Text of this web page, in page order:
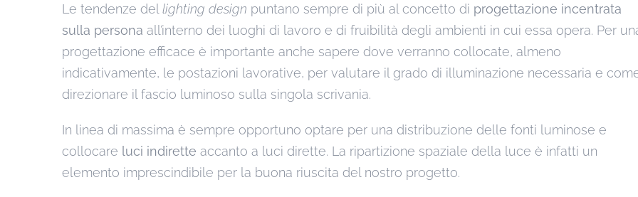
Le tendenze del lighting design puntano sempre di più al concetto di progettazione incentrata
sulla persona all’interno dei luoghi di lavoro e di fruibilità degli ambienti in cui essa opera. Per
progettazione efficace è importante anche sapere dove verranno collocate, almeno
indicativamente, le postazioni lavorative, per valutare il grado di illuminazione necessaria e
direzionare il fascio luminoso sulla singola scrivania.
In linea di massima è sempre opportuno optare per una distribuzione delle fonti luminose e
collocare luci indirette accanto a luci dirette. La ripartizione spaziale della luce è infatti un
elemento imprescindibile per la buona riuscita del nostro progetto.